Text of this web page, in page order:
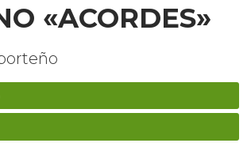
«ACORDES»